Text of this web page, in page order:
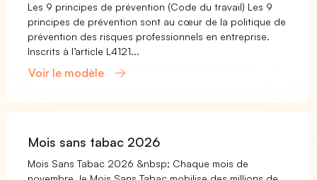
Les 9 principes de prévention (Code du travail) Les 9
principes de prévention sont au cœur de la politique de
prévention des risques professionnels en entreprise.
Inscrits à l’article L4121...
Voir le modèle
Mois sans tabac 2026
Mois Sans Tabac 2026 &nbsp; Chaque mois de